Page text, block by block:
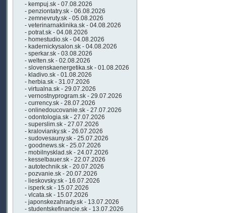
- kempuj.sk - 07.08.2026
- penziontatry.sk - 06.08.2026
- zemnevruty.sk - 05.08.2026
- veterinarnaklinika.sk - 04.08.2026
- potrat.sk - 04.08.2026
- homestudio.sk - 04.08.2026
- kadernickysalon.sk - 04.08.2026
- sperkar.sk - 03.08.2026
- welten.sk - 02.08.2026
- slovenskaenergetika.sk - 01.08.2026
- kladivo.sk - 01.08.2026
- herbia.sk - 31.07.2026
- virtualna.sk - 29.07.2026
- vernostnyprogram.sk - 29.07.2026
- currency.sk - 28.07.2026
- onlinedoucovanie.sk - 27.07.2026
- odontologia.sk - 27.07.2026
- superslim.sk - 27.07.2026
- kralovianky.sk - 26.07.2026
- sudovesauny.sk - 25.07.2026
- goodnews.sk - 25.07.2026
- mobilnysklad.sk - 24.07.2026
- kesselbauer.sk - 22.07.2026
- autotechnik.sk - 20.07.2026
- pozvanie.sk - 20.07.2026
- lieskovsky.sk - 16.07.2026
- isperk.sk - 15.07.2026
- vlcata.sk - 15.07.2026
- japonskezahrady.sk - 13.07.2026
- studentskefinancie.sk - 13.07.2026